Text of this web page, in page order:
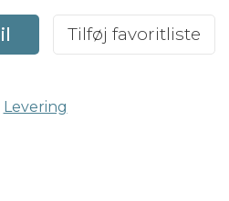
Tilføj favoritliste
Levering